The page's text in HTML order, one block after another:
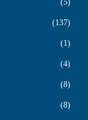
5
137
1
4
8
8